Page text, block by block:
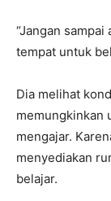
“Jangan
tempat untuk
Dia melihat
memungkinkan
mengajar.
menyediakan
belajar.